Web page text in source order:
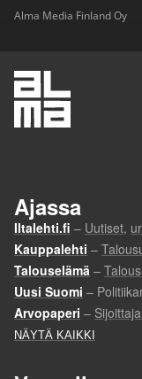
Alma Media Finland Oy